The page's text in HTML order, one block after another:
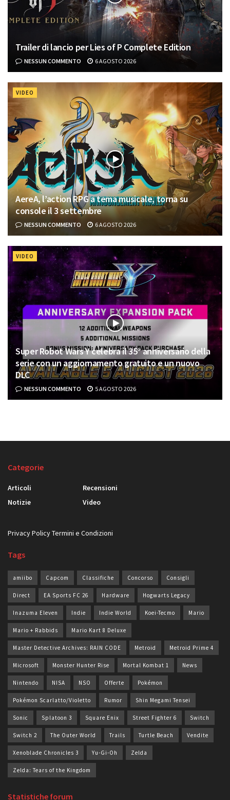
Trailer di lancio per Lies of P Complete Edition
NESSUN COMMENTO 6 AGOSTO 2026
VIDEO
AereA, l’action RPG a tema musicale, torna su
console il 3 settembre
NESSUN COMMENTO 6 AGOSTO 2026
VIDEO
Super Robot Wars Y celebra il 35° anniversario della
serie con un aggiornamento gratuito e un nuovo
DLC
NESSUN COMMENTO 5 AGOSTO 2026
Categorie
Articoli
Notizie
Recensioni
Video
Privacy PolicyTermini e Condizioni
Tags
amiibo Capcom Classifiche Concorso Consigli
Direct EA Sports FC 26 Hardware Hogwarts Legacy
Inazuma Eleven Indie Indie World Koei-Tecmo Mario
Mario + Rabbids Mario Kart 8 Deluxe
Master Detective Archives: RAIN CODE Metroid Metroid Prime 4
Microsoft Monster Hunter Rise Mortal Kombat 1 News
Nintendo NISA NSO Offerte Pokémon
Pokémon Scarlatto/Violetto Rumor Shin Megami Tensei
Sonic Splatoon 3 Square Enix Street Fighter 6 Switch
Switch 2 The Outer World Trails Turtle Beach Vendite
Xenoblade Chronicles 3 Yu-Gi-Oh Zelda
Zelda: Tears of the Kingdom
Statistiche forum